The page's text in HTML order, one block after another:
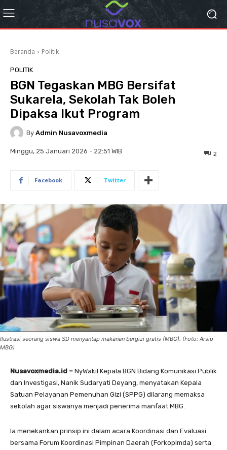
Beranda Politik
POLITIK
BGN Tegaskan MBG Bersifat
Sukarela, Sekolah Tak Boleh
Dipaksa Ikut Program
By Admin Nusavoxmedia
Minggu, 25 Januari 2026 - 22:51 WIB 2
Facebook Twitter
Ilustrasi seorang siswa SD menyantap makanan bergizi gratis (MBG). (Foto: Arsip
MBG)
Nusavoxmedia.id – NyWakil Kepala BGN Bidang Komunikasi Publik
dan Investigasi, Nanik Sudaryati Deyang, menyatakan Kepala
Satuan Pelayanan Pemenuhan Gizi (SPPG) dilarang memaksa
sekolah agar siswanya menjadi penerima manfaat MBG.
Ia menekankan prinsip ini dalam acara Koordinasi dan Evaluasi
bersama Forum Koordinasi Pimpinan Daerah (Forkopimda) serta